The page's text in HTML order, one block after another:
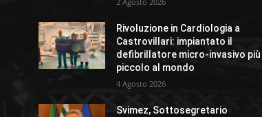
Rivoluzione in Cardiologia a
Castrovillari: impiantato il
defibrillatore micro-invasivo più
piccolo al mondo
4 Agosto 2026
Svimez, Sottosegretario